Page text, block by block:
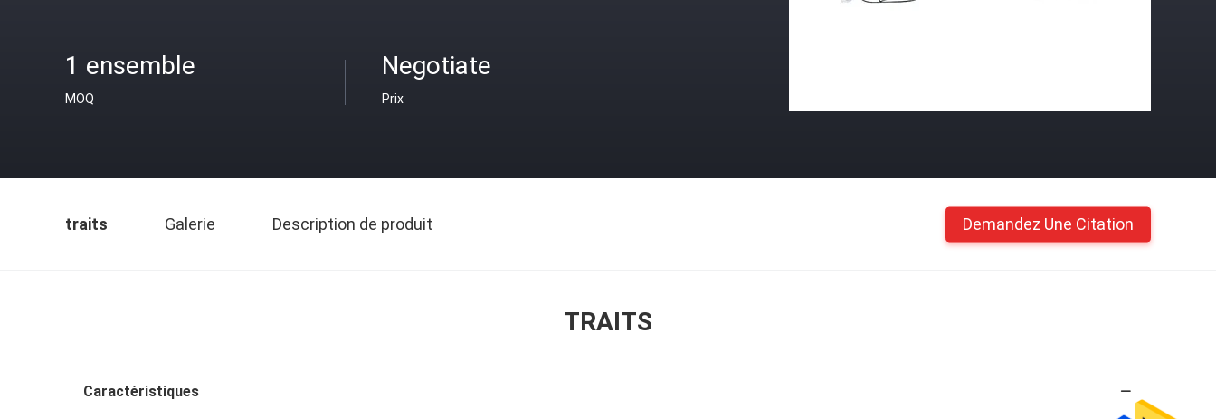
1 ensemble
MOQ
Negotiate
Prix
traits Galerie Description de produit Demandez Une Citation
TRAITS
Caractéristiques